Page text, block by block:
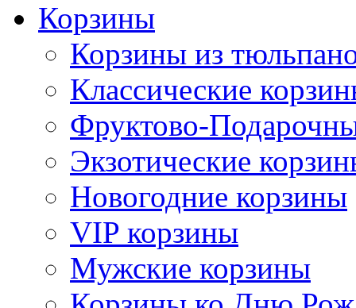
Корзины
Корзины из
Классические
Фруктово-
Экзотические
Новогодние корзины
VIP корзины
Мужские корзины